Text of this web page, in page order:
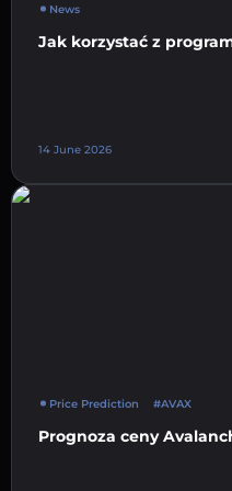
News
Jak korzystać z
14 June 2026
Price Prediction #AVAX
Prognoza ceny